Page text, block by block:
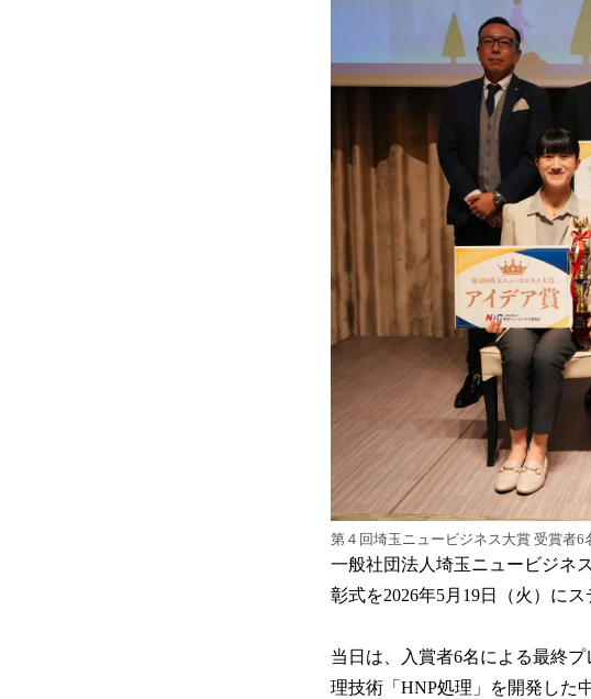
第４回埼玉ニュービジネス大賞 受賞者6
一般社団法人埼玉ニュービジネ
彰式を2026年5月19日（火）に
当日は、入賞者6名による最終
理技術「HNP処理」を開発した